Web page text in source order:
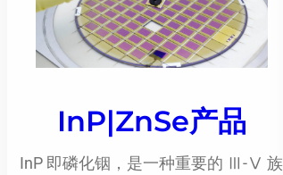
InP|ZnSe产品
InP 即磷化铟，是一种重要的 Ⅲ-Ⅴ 族